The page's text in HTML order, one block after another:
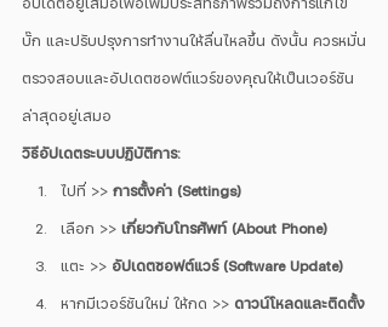
บั๊ก และปรับปรุงการทำงานให้ลื่นไหลขึ้น ดังนั้น ควรหมั่น
ตรวจสอบและอัปเดตซอฟต์แวร์ของคุณให้เป็นเวอร์ชัน
ล่าสุดอยู่เสมอ
วิธีอัปเดตระบบปฏิบัติการ:
ไปที่ >> การตั้งค่า (Settings)
เลือก >> เกี่ยวกับโทรศัพท์ (About Phone)
แตะ >> อัปเดตซอฟต์แวร์ (Software Update)
หากมีเวอร์ชันใหม่ ให้กด >> ดาวน์โหลดและติดตั้ง